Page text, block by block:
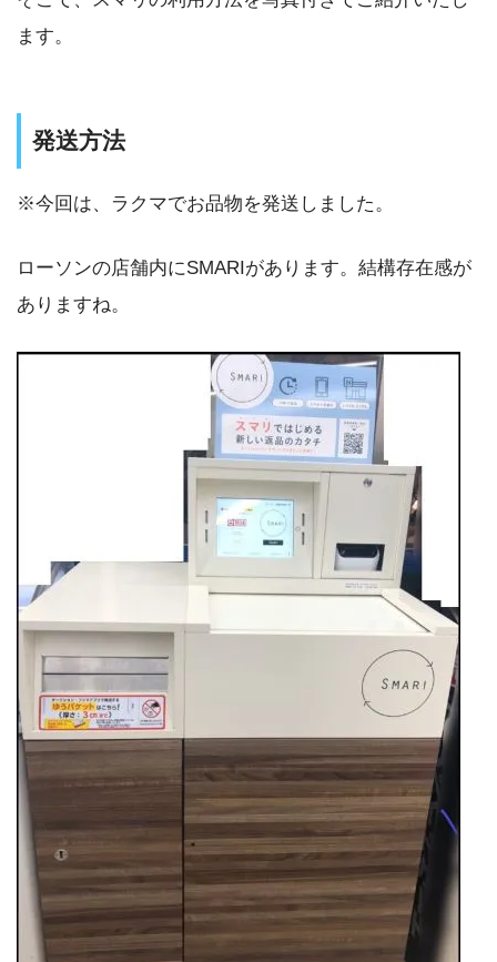
ます。
発送方法
※今回は、ラクマでお品物を発送しました。
ローソンの店舗内にSMARIがあります。結構存在感が
ありますね。